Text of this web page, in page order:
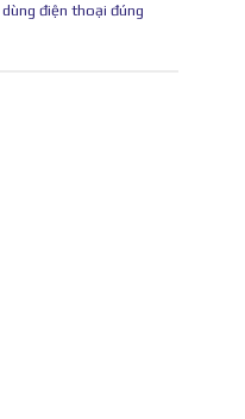
điện thoại đúng